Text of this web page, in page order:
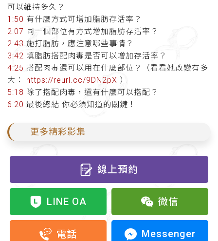
可以維持多久？
1:50 有什麼方式可增加脂肪存活率？
2:07 同一個部位有方式增加脂肪存活率？
2:43 施打脂肪，應注意哪些事情？
3:42 填脂肪搭配肉毒是否可以增加存活率？
4:25 搭配肉毒還可以用在什麼部位？（看看她改變有多
大： https://reurl.cc/9DN2pX ）
5:18 除了搭配肉毒，還有什麼可以搭配？
6:20 最後總結 你必須知道的關鍵！
更多精彩影集
線上預約
LINE OA 微信
電話 Messenger